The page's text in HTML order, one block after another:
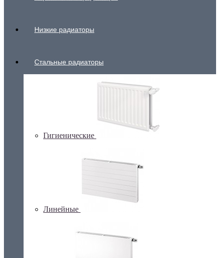
Низкие радиаторы
Стальные радиаторы
Гигиенические
Линейные